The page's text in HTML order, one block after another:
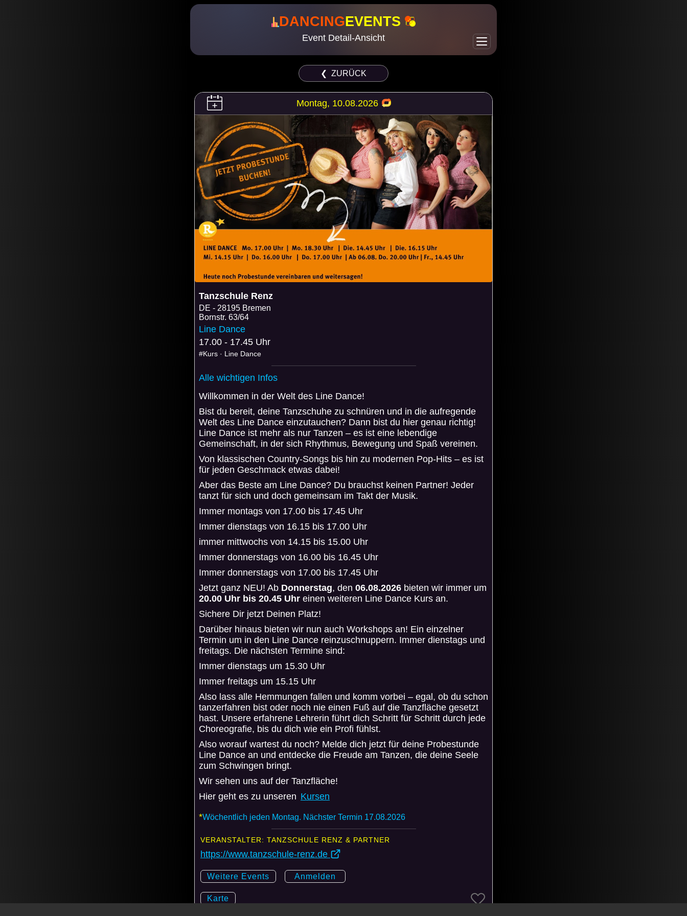
DANCINGEVENTS
Event Detail-Ansicht
❮ ZURÜCK
Montag, 10.08.2026
Tanzschule Renz
DE
28195 Bremen
Bornstr. 63/64
Line Dance
17.00 - 17.45 Uhr
#Kurs · Line Dance
Alle wichtigen Infos
Willkommen in der Welt des Line Dance!
Bist du bereit, deine Tanzschuhe zu schnüren und in die aufregende
Welt des Line Dance einzutauchen? Dann bist du hier genau richtig!
Line Dance ist mehr als nur Tanzen – es ist eine lebendige
Gemeinschaft, in der sich Rhythmus, Bewegung und Spaß vereinen.
Von klassischen Country-Songs bis hin zu modernen Pop-Hits – es ist
für jeden Geschmack etwas dabei!
Aber das Beste am Line Dance? Du brauchst keinen Partner! Jeder
tanzt für sich und doch gemeinsam im Takt der Musik.
Immer montags von 17.00 bis 17.45 Uhr
Immer dienstags von 16.15 bis 17.00 Uhr
immer mittwochs von 14.15 bis 15.00 Uhr
Immer donnerstags von 16.00 bis 16.45 Uhr
Immer donnerstags von 17.00 bis 17.45 Uhr
Jetzt ganz NEU! Ab Donnerstag, den 06.08.2026 bieten wir immer um
20.00 Uhr bis 20.45 Uhr einen weiteren Line Dance Kurs an.
Sichere Dir jetzt Deinen Platz!
Darüber hinaus bieten wir nun auch Workshops an! Ein einzelner
Termin um in den Line Dance reinzuschnuppern. Immer dienstags und
freitags. Die nächsten Termine sind:
Immer dienstags um 15.30 Uhr
Immer freitags um 15.15 Uhr
Also lass alle Hemmungen fallen und komm vorbei – egal, ob du schon
tanzerfahren bist oder noch nie einen Fuß auf die Tanzfläche gesetzt
hast. Unsere erfahrene Lehrerin führt dich Schritt für Schritt durch jede
Choreografie, bis du dich wie ein Profi fühlst.
Also worauf wartest du noch? Melde dich jetzt für deine Probestunde
Line Dance an und entdecke die Freude am Tanzen, die deine Seele
zum Schwingen bringt.
Wir sehen uns auf der Tanzfläche!
Hier geht es zu unseren Kursen
*Wöchentlich jeden Montag. Nächster Termin 17.08.2026
VERANSTALTER: TANZSCHULE RENZ & PARTNER
https://www.tanzschule-renz.de
Weitere Events Anmelden
Karte